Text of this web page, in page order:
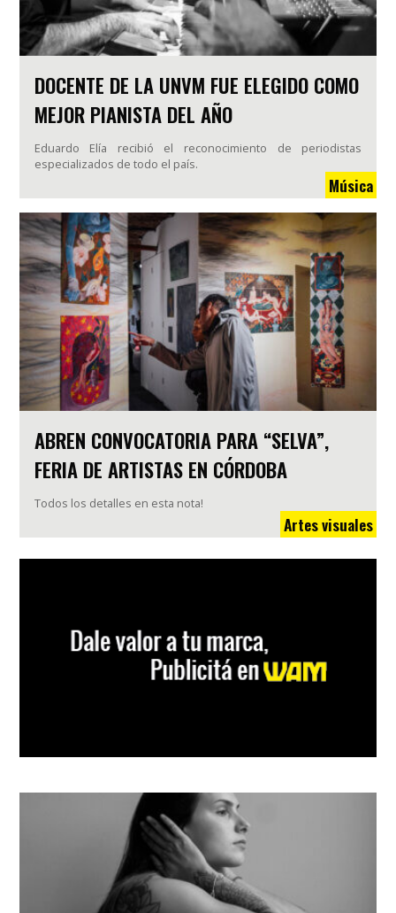
DOCENTE DE LA UNVM FUE ELEGIDO COMO
MEJOR PIANISTA DEL AÑO
Eduardo Elía recibió el reconocimiento de periodistas
especializados de todo el país.
Música
ABREN CONVOCATORIA PARA “SELVA”,
FERIA DE ARTISTAS EN CÓRDOBA
Todos los detalles en esta nota!
Artes visuales